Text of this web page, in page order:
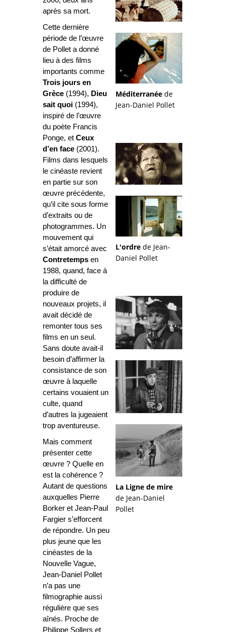
après sa mort.
Cette dernière
période de l’œuvre
de Pollet a donné
lieu à des films
importants comme
Trois jours en
Grèce (1994), Dieu
sait quoi (1994),
inspiré de l’œuvre
du poète Francis
Ponge, et Ceux
d’en face (2001).
Films dans lesquels
le cinéaste revient
en partie sur son
œuvre précédente,
qu’il cite sous forme
d’extraits ou de
photogrammes. Un
mouvement qui
s’était amorcé avec
Contretemps en
1988, quand, face à
la difficulté de
produire de
nouveaux projets, il
avait décidé de
remonter tous ses
films en un seul.
Sans doute avait-il
besoin d’affirmer la
consistance de son
œuvre à laquelle
certains vouaient un
culte, quand
d’autres la jugeaient
trop aventureuse.
Mais comment
présenter cette
œuvre ? Quelle en
est la cohérence ?
Autant de questions
auxquelles Pierre
Borker et Jean-Paul
Fargier s’efforcent
de répondre. Un peu
plus jeune que les
cinéastes de la
Nouvelle Vague,
Jean-Daniel Pollet
n’a pas une
filmographie aussi
régulière que ses
aînés. Proche de
Philippe Sollers et
Méditerranéede
Jean-Daniel Pollet
L'ordre de Jean-
Daniel Pollet
La Ligne de mire
de Jean-Daniel
Pollet